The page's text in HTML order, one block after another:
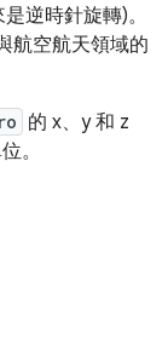
逆時針旋轉)。
航空航天領域的
的 x、y 和 z
。